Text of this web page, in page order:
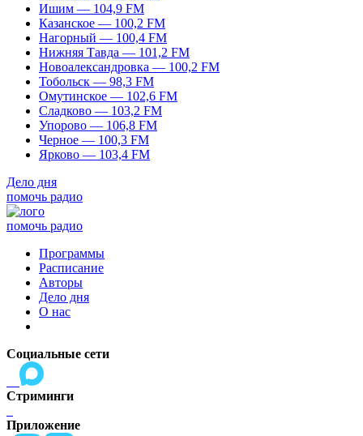
Ишим — 104,9 FM
Казанское — 100,2 FM
Нагорный — 100,4 FM
Нижняя Тавда — 101,2 FM
Новоалександровка — 100,2 FM
Тобольск — 98,3 FM
Омутинское — 102,6 FM
Сладково — 103,2 FM
Упорово — 106,8 FM
Черное — 100,3 FM
Ярково — 103,4 FM
Дело дня
помочь радио
помочь радио
Программы
Расписание
Авторы
Дело дня
О нас
Социальные сети
Стриминги
Приложение